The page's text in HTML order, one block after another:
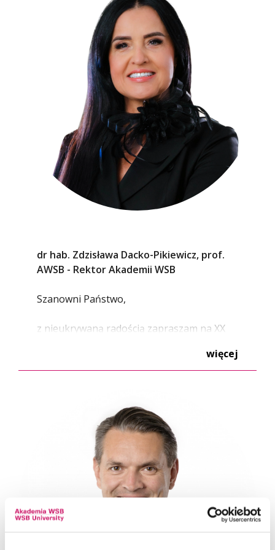
dr hab. Zdzisława Dacko-Pikiewicz, prof.
AWSB - Rektor Akademii WSB
Szanowni Państwo,
z nieukrywaną radością zapraszam na XX
spotkania nabierają wyjątkowego
i dzielenia się wiedzą.
W obliczu dynamicznie zmieniającego się
świata, gdzie granice między technologią
a codziennością stają się coraz bardziej
płynne, Festiwal Nauki Akademii WSB
stawia sobie za cel nie tylko eksplorację
tych zmian, ale i refleksję nad kierunkami,
więcej